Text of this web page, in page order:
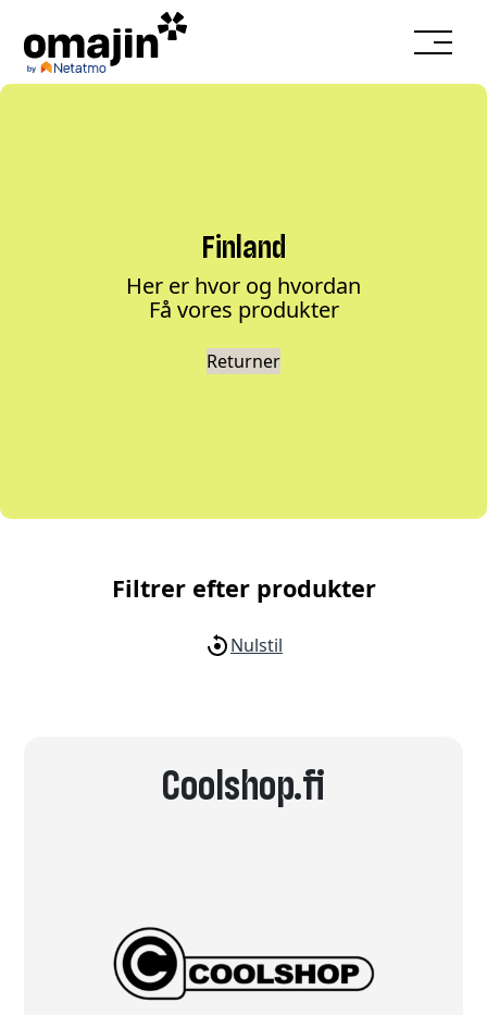
Finland
Her er hvor og hvordan
Få vores produkter
Returner
Filtrer efter produkter
Nulstil
Coolshop.fi